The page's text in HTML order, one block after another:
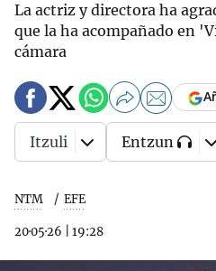
La actriz y directora ha
que la ha acompañado en
cámara
NTM EFE
20·05·26 19:28
Itzuli Entzun